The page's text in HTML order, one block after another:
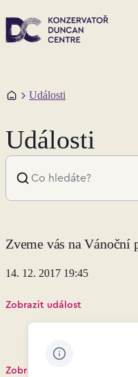
DomůUdálosti
Události
Zveme vás na Vánoční
14. 12. 2017 19:45
Zobrazit událost
Zobrazit událost